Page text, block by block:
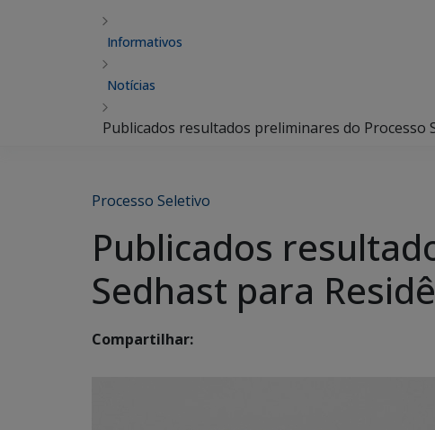
Informativos
Notícias
Publicados resultados preliminares do Processo
Processo Seletivo
Publicados
Sedhast para
Compartilhar: